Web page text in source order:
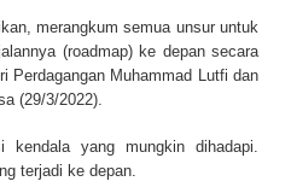
merangkum semua unsur untuk
(roadmap) ke depan secara
Perdagangan Muhammad Lutfi dan
(29/3/2022).
kendala yang mungkin dihadapi.
terjadi ke depan.